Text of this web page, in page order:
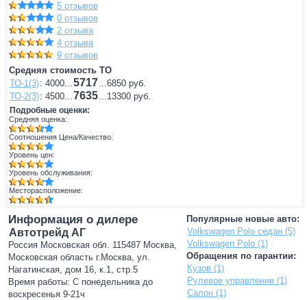
5 отзывов
0 отзывов
2 отзыва
4 отзыва
9 отзывов
Средняя стоимость ТО
ТО-1(3): 4000...5717...6850 руб.
ТО-2(3): 4500...7635...13300 руб.
Подробные оценки:
Средняя оценка:
Соотношения Цена/Качество:
Уровень цен:
Уровень обслуживания:
Месторасположение:
Популярные новые авто:
Volkswagen Polo седан (5)
Volkswagen Polo (1)
Обращения по гарантии:
Кузов (1)
Рулевое управление (1)
Салон (1)
Информация о дилере
Автотрейд АГ
Россия Московская обл. 115487 Москва,
Московская область г.Москва, ул.
Нагатинская, дом 16, к.1, стр.5
Время работы: С понедельника до
воскресенья 9-21ч